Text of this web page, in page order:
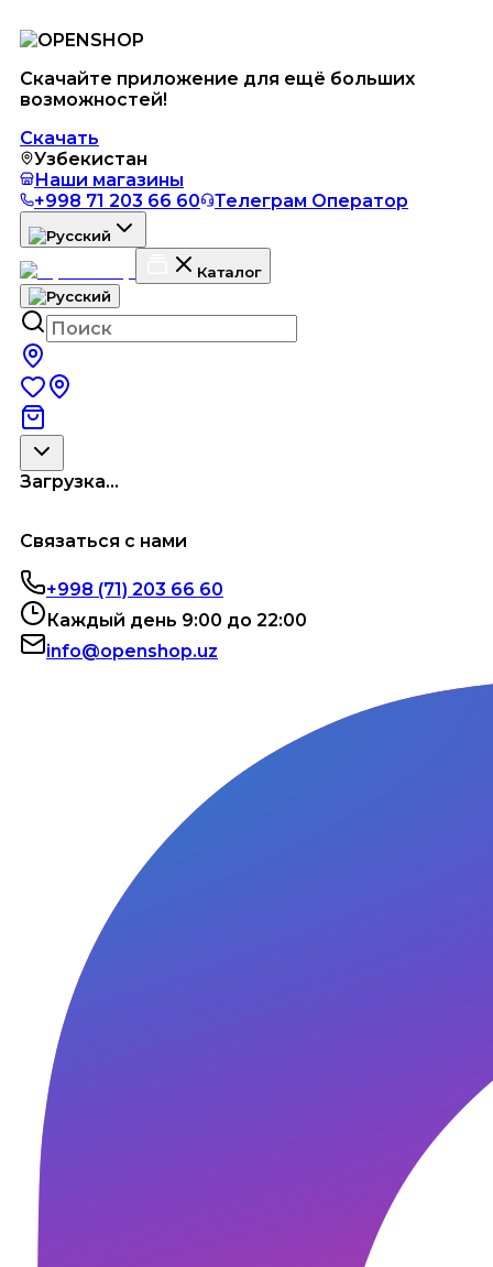
Скачайте приложение для ещё больших
возможностей!
Скачать
Узбекистан
Наши магазины
+998 71 203 66 60
Телеграм Оператор
Каталог
Загрузка...
Связаться с нами
+998 (71) 203 66 60
Каждый день 9:00 до 22:00
info@openshop.uz